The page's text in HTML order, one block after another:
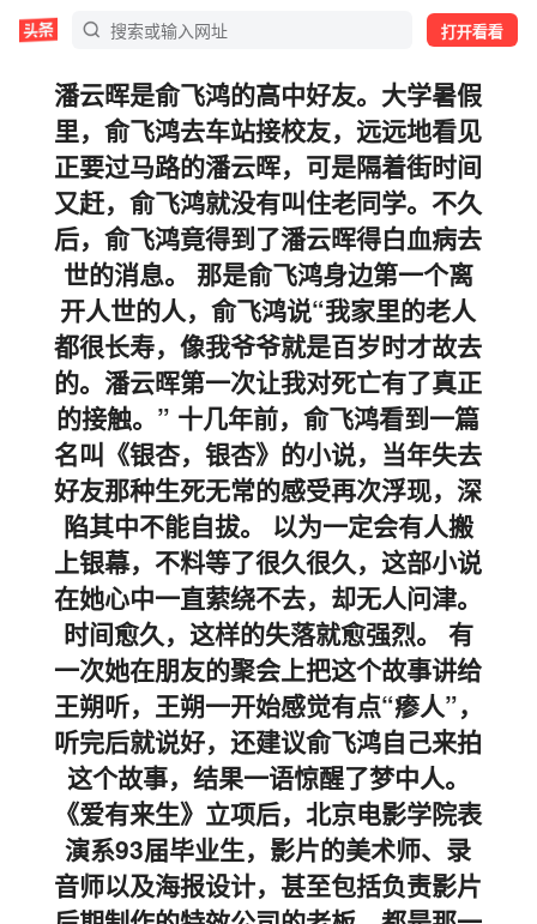
打开看看
潘云晖是俞飞鸿的高中好友。大学暑假
里，俞飞鸿去车站接校友，远远地看见
正要过马路的潘云晖，可是隔着街时间
又赶，俞飞鸿就没有叫住老同学。不久
后，俞飞鸿竟得到了潘云晖得白血病去
世的消息。 那是俞飞鸿身边第一个离
开人世的人，俞飞鸿说“我家里的老人
都很长寿，像我爷爷就是百岁时才故去
的。潘云晖第一次让我对死亡有了真正
的接触。” 十几年前，俞飞鸿看到一篇
名叫《银杏，银杏》的小说，当年失去
好友那种生死无常的感受再次浮现，深
陷其中不能自拔。 以为一定会有人搬
上银幕，不料等了很久很久，这部小说
在她心中一直萦绕不去，却无人问津。
时间愈久，这样的失落就愈强烈。 有
一次她在朋友的聚会上把这个故事讲给
王朔听，王朔一开始感觉有点“瘆人”，
听完后就说好，还建议俞飞鸿自己来拍
这个故事，结果一语惊醒了梦中人。
《爱有来生》立项后，北京电影学院表
演系93届毕业生，影片的美术师、录
音师以及海报设计，甚至包括负责影片